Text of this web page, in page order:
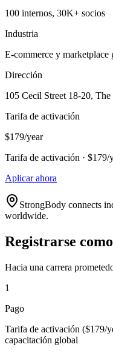
100 internos, 30K+ socios
Industria
E-commerce y marketplace
Dirección
105 Cecil Street 18-20,
Tarifa de activación
$179/year
Tarifa de activación · $179/
Aplicar ahora
StrongBody connects
worldwide.
Registrarse
Hacia una carrera
1
Pago
Tarifa de activación ($179/
capacitación global